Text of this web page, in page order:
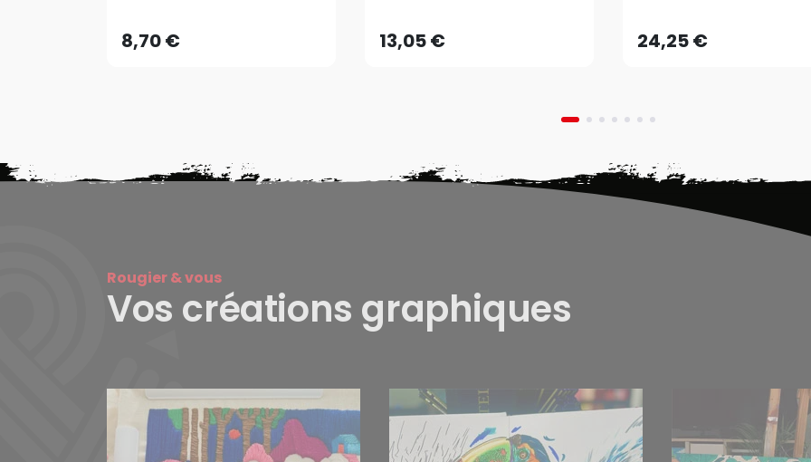
8,70 €AJOUTER AU PANIER 13,05 €AJOUTER AU PANIER 24,25 €AJOUTER AU PANIER
Rougier & vous
Vos créations graphiques